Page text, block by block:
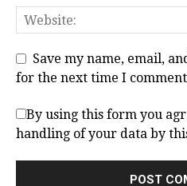
Save my name, email,
for the next time I
By using this form you
handling of your data by